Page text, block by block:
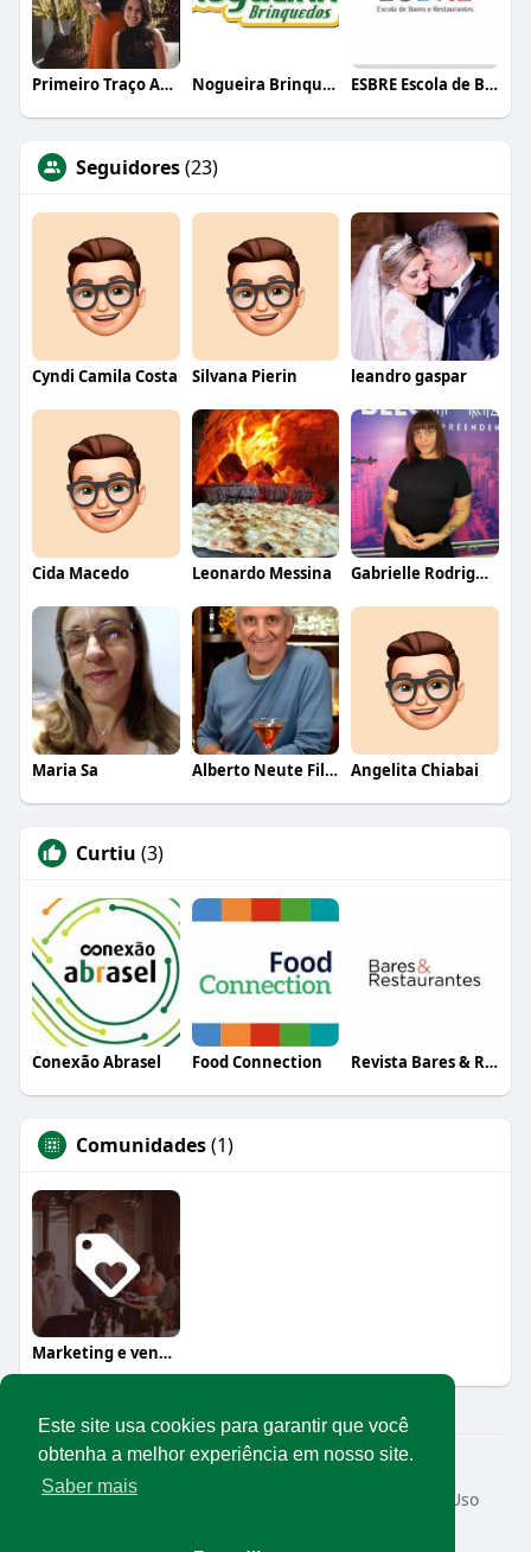
Este site usa cookies para garantir que você
obtenha a melhor experiência em nosso site.
Saber mais
Primeiro Traço Arquitetura Nogueira Brinquedos ESBRE Escola de Bares e Restaurantes
Seguidores(23)
Cyndi Camila Costa Silvana Pierin leandro gaspar
Cida Macedo Leonardo Messina Gabrielle Rodrigues
Maria Sa Alberto Neute Filho Angelita Chiabai
Curtiu (3)
Conexão Abrasel Food Connection Revista Bares & Restaurantes
Comunidades(1)
Marketing e vendas
© 2026 Rede Abrasel
Início
Sobre
Termos de Uso